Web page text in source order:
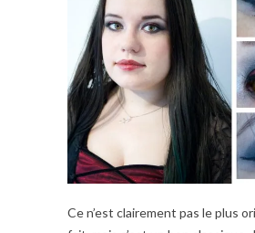
Ce n’est clairement pas le plus